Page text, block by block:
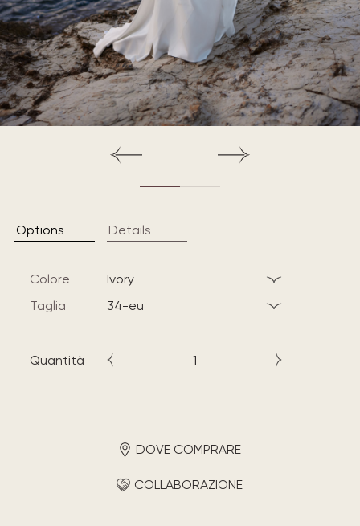
Options Details
Colore
ivory
Taglia
34-eu
Quantità
DOVE COMPRARE
COLLABORAZIONE